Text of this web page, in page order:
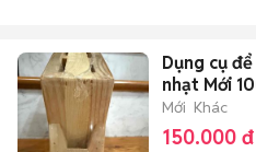
Dụng cụ
nhạt Mới
Mới Khác
150.000 đ